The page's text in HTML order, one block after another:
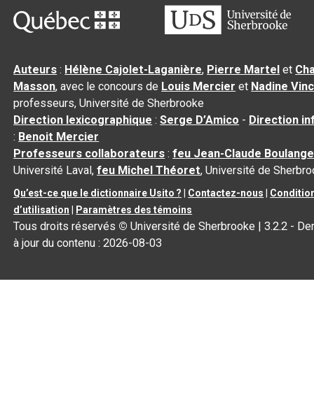
Auteurs : Hélène Cajolet-Laganière, Pierre Martel et
Masson, avec le concours de Louis Mercier et Nadine
professeurs, Université de Sherbrooke
Direction lexicographique :Serge D’Amico - Direction
: Benoit Mercier
Professeurs collaborateurs :feu Jean-Claude
Université Laval,feu Michel Théoret, Université de
Qu’est-ce que le dictionnaire Usito ? Contactez-nous
d’utilisation
Paramètres des témoins
Tous droits réservés © Université de Sherbrooke |3.2.2 -
à jour du contenu :2026-08-03